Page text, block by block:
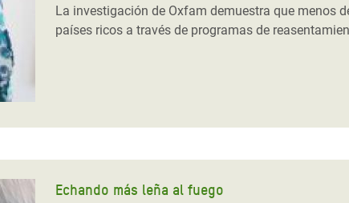
YemenLa investigación de Oxfam demuestra que menos
países ricos a través de programas de
Echando más leña al fuego